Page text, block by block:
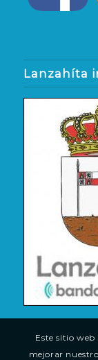
Lanzahíta
Este sitio
mejorar